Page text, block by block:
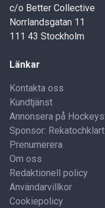
c/o Better Collective
Norrlandsgatan 11
111 43 Stockholm
Länkar
Kontakta oss
Kundtjänst
Annonsera på
Sponsor: Rekatochklart
Prenumerera
Om oss
Redaktionell policy
Användarvillkor
Cookiepolicy